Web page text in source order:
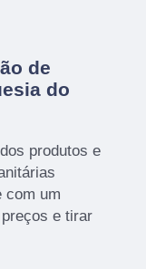
de
do
produtos e
com um
e tirar